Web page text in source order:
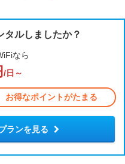
タルしましたか？
なら
/日～
お得なポイントがたまる
ランを見る